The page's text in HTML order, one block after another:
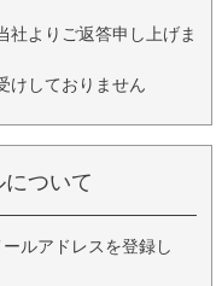
社よりご返答申し上げま
けしておりません
ついて
ルアドレスを登録し